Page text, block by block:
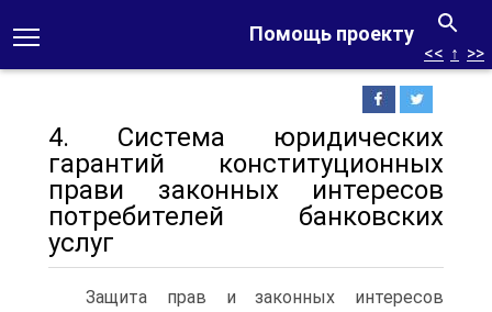
Помощь проекту
<< ↑ >>
4. Система юридических
гарантий конституционных
прави законных интересов
потребителей банковских
услуг
Защита прав и законных интересов